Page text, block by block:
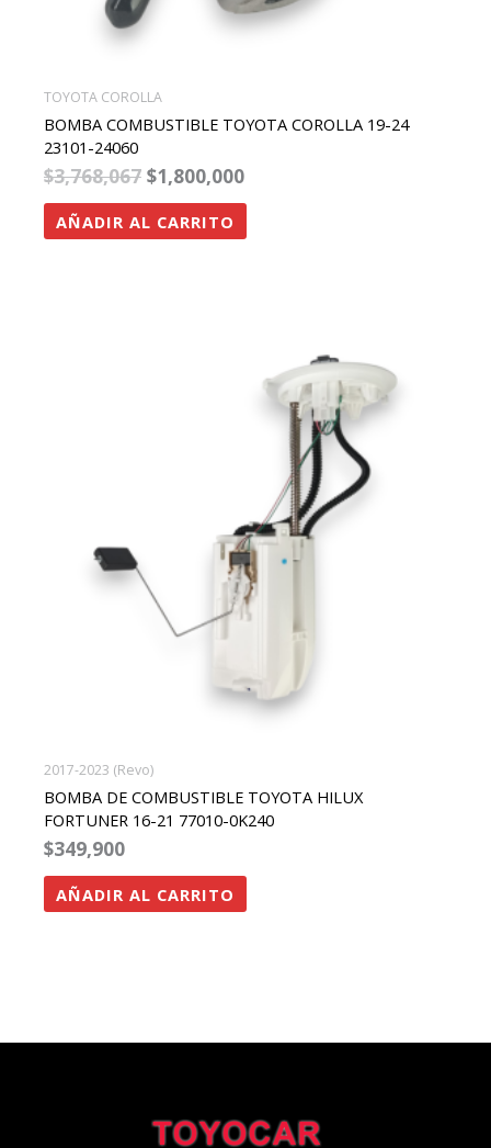
TOYOTA COROLLA
BOMBA COMBUSTIBLE TOYOTA COROLLA 19-24
23101-24060
$3,768,067 $1,800,000
AÑADIR AL CARRITO
2017-2023 (Revo)
BOMBA DE COMBUSTIBLE TOYOTA HILUX
FORTUNER 16-21 77010-0K240
$349,900
AÑADIR AL CARRITO